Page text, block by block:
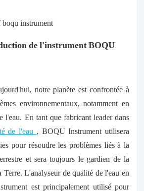
de l'instrument BOQU
notre planète est confrontée à
environnementaux, notamment en
l'eau. En tant que fabricant leader dans
de l'eau , BOQU Instrument utilisera
pour résoudre les problèmes liés à la
et sera toujours le gardien de la
Terre. L'analyseur de qualité de l'eau en
est principalement utilisé pour